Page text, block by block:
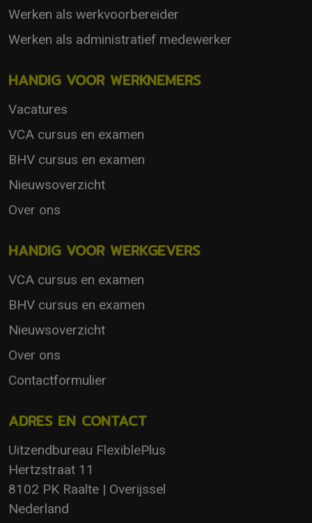
Werken als werkvoorbereider
Werken als administratief medewerker
HANDIG VOOR WERKNEMERS
Vacatures
VCA cursus en examen
BHV cursus en examen
Nieuwsoverzicht
Over ons
HANDIG VOOR WERKGEVERS
VCA cursus en examen
BHV cursus en examen
Nieuwsoverzicht
Over ons
Contactformulier
ADRES EN CONTACT
Uitzendbureau FlexiblePlus
Hertzstraat 11
8102 PK Raalte | Overijssel
Nederland